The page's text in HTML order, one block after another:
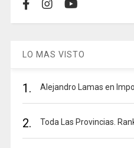
LO MAS VISTO
1. Alejandro Lamas en
2. Toda Las Provincias.